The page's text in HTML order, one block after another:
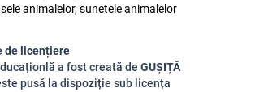
animalelor, sunetele animalelor
de licențiere
a fost creată de GUȘIȚĂ
pusă la dispoziție sub licența